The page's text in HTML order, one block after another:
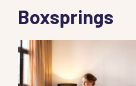
Boxsprings